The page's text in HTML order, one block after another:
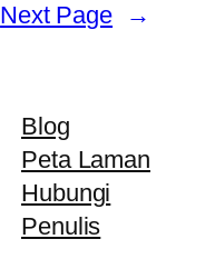
Next Page →
Blog
Peta Laman
Hubungi
Penulis